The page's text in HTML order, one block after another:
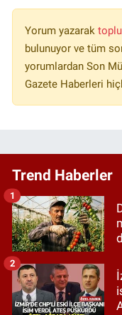
Yorum yazarak
bulunuyor ve tüm
yorumlardan Son
Gazete Haberleri
Trend Haberler
1
2